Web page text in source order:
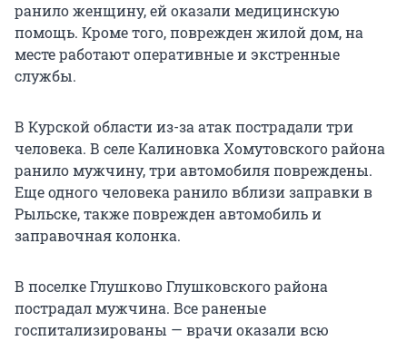
ранило женщину, ей оказали медицинскую
помощь. Кроме того, поврежден жилой дом, на
месте работают оперативные и экстренные
службы.
В Курской области из-за атак пострадали три
человека. В селе Калиновка Хомутовского района
ранило мужчину, три автомобиля повреждены.
Еще одного человека ранило вблизи заправки в
Рыльске, также поврежден автомобиль и
заправочная колонка.
В поселке Глушково Глушковского района
пострадал мужчина. Все раненые
госпитализированы — врачи оказали всю